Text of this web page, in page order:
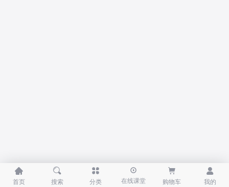

首页

搜索

分类 在线课堂

购物车

我的